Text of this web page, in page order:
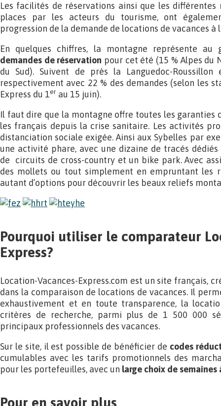
Les facilités de réservations ainsi que les différentes
places par les acteurs du tourisme, ont
progression de la demande de locations de vacances à
En quelques chiffres, la montagne représente au
demandes de réservation pour cet été (15 % Alpes du
du Sud). Suivent de près la Languedoc-
respectivement avec 22 % des demandes (selon les
Express du 1er au 15 juin).
Il faut dire que la montagne offre toutes les garanties
les français depuis la crise sanitaire. Les activités
distanciation sociale exigée. Ainsi aux Sybelles par
une activité phare, avec une dizaine de tracés
de circuits de cross-country et un bike park. Avec
des mollets ou tout simplement en empruntant les
autant d’options pour découvrir les beaux reliefs
Pourquoi utiliser le comparateur
Express?
Location-Vacances-Express.com est un site français,
dans la comparaison de locations de vacances. Il
exhaustivement et en toute transparence, la
critères de recherche, parmi plus de 1 500 000
principaux professionnels des vacances.
Sur le site, il est possible de bénéficier de codes
cumulables avec les tarifs promotionnels des
pour les portefeuilles, avec un large choix de semaines
Pour en savoir plus